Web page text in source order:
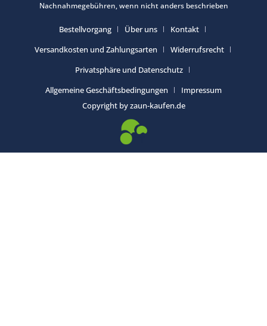
Nachnahmegebühren, wenn nicht anders beschrieben
Bestellvorgang Über uns
Kontakt
Versandkosten und Zahlungsarten
Widerrufsrecht
Privatsphäre und Datenschutz
Allgemeine Geschäftsbedingungen
Impressum
Copyright by zaun-kaufen.de